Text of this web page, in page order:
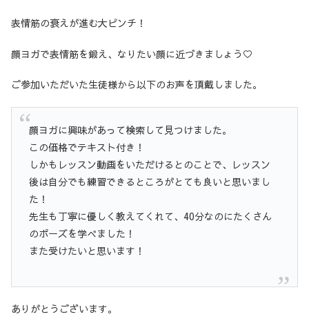
表情筋の衰えが進む大ピンチ！
顔ヨガで表情筋を鍛え、なりたい顔に近づきましょう♡
ご参加いただいた生徒様から以下のお声を頂戴しました。
顔ヨガに興味があって検索して見つけました。
この価格でテキスト付き！
しかもレッスン動画をいただけるとのことで、レッスン
後は自分でも練習できるところがとても良いと思いまし
た！
先生も丁寧に優しく教えてくれて、40分なのにたくさん
のポーズを学べました！
また受けたいと思います！
ありがとうございます。